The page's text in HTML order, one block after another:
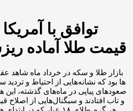
توافق با
قیمت طلا آماده
بازار طلا و سکه در خرداد ماه شاهد
ها بود که نشانه‌هایی از احتیاط و
صعودهای پیاپی در ماه‌های گذشته،
و تاب افتادند و سیگنال‌هایی از اصلاح